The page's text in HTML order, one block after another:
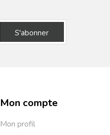
S'abonner
Mon compte
Mon profil